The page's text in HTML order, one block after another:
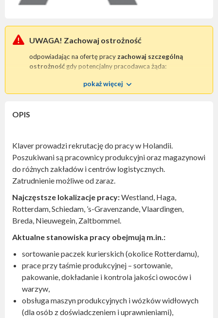
UWAGA! Zachowaj ostrożność
odpowiadając na ofertę pracy zachowaj szczególną
ostrożność gdy potencjalny pracodawca żąda:
przesłania skanu / kopii dowodu osobistego
Zwróć szczególną uwagę
czy oferta pracy zawiera
niezbędne dane kontaktowe pozwalające jednoznacznie
zidentyfikować pracodawcę;
numer telefonu,
adres e-mail (najlepiej w domenie firmowej, a nie
darmowy - typu: @gmail.com, @wp.pl, @o2.pl, itp.),
adres siedziby.
pokaż więcej
OPIS
Klaver prowadzi rekrutację do pracy w Holandii.
Poszukiwani są pracownicy produkcyjni oraz magazynowi
do różnych zakładów i centrów logistycznych.
Zatrudnienie możliwe od zaraz.
Najczęstsze lokalizacje pracy:Westland, Haga,
Rotterdam, Schiedam, ’s-Gravenzande, Vlaardingen,
Breda, Nieuwegein, Zaltbommel.
Aktualne stanowiska pracy obejmują m.in.:
sortowanie paczek kurierskich (okolice Rotterdamu),
prace przy taśmie produkcyjnej – sortowanie,
pakowanie, dokładanie i kontrola jakości owoców i
warzyw,
obsługa maszyn produkcyjnych i wózków widłowych
(dla osób z doświadczeniem i uprawnieniami),